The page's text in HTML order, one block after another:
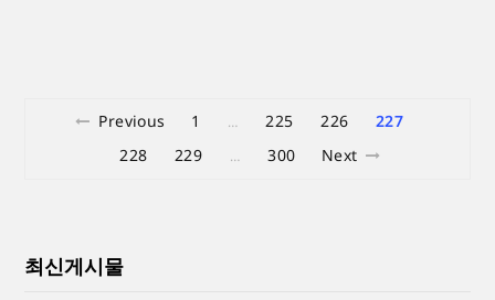
Previous 1 … 225 226
227
228
229 … 300 Next
최신게시물